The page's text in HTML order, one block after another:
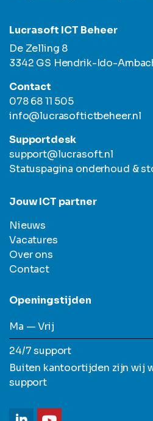
Lucrasoft ICT Beheer
De Zelling 8
3342 GS Hendrik-Ido-
Contact
078 68 11 505
info@lucrasoftictbeheer.nl
Supportdesk
support@lucrasoft.nl
Statuspagina onderhoud &
Jouw ICT partner
Nieuws
Vacatures
Over ons
Contact
Openingstijden
Ma — Vrij
24/7 support
Buiten kantoortijden zijn wij
support